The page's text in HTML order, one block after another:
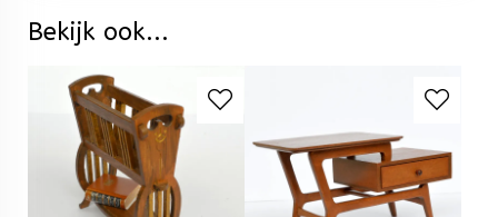
Bekijk ook...